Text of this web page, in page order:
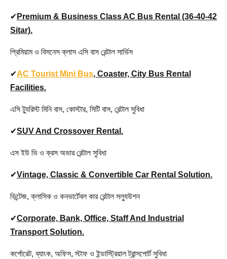
✔ Premium & Business Class AC Bus Rental (36-40-42
Sitar).
প্রিমিয়াম ও বিসনেস ক্লাস এসি বাস রেন্টাল সার্ভিস
✔AC Tourist Mini Bus, Coaster, City Bus Rental
Facilities.
এসি ট্যুরিস্ট মিনি বাস, কোস্টার, সিটি বাস, রেন্টাল সুবিধা
✔SUV And Crossover Rental.
এস ইউ ভি ও ক্রস অভার রেন্টাল সুবিধা
✔Vintage, Classic & Convertible Car Rental Solution.
ভিন্টেজ, ক্লাসিক ও কনভার্টেবল কার রেন্টাল সল্যুউশন
✔Corporate, Bank, Office, Staff And Industrial
Transport Solution.
কর্পোরেট, ব্যাংক, অফিস, স্টাফ ও ইন্ডাস্ট্রিয়াল ট্রান্সপোর্ট সুবিধা